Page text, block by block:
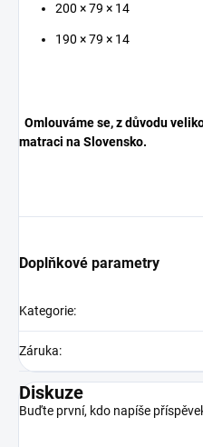
200 × 79 × 14
190 × 79 × 14
Omlouváme se, z důvodu
matraci na Slovensko.
Doplňkové parametry
Kategorie:
Záruka:
Diskuze
Buďte první, kdo napíše